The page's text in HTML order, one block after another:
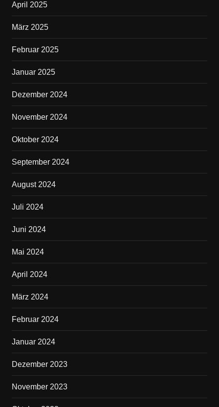
April 2025
März 2025
Februar 2025
Januar 2025
Dezember 2024
November 2024
Oktober 2024
September 2024
August 2024
Juli 2024
Juni 2024
Mai 2024
April 2024
März 2024
Februar 2024
Januar 2024
Dezember 2023
November 2023